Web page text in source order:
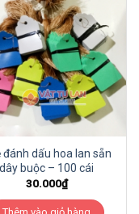
đánh dấu hoa lan sẵn
dây buộc – 100 cái
30.000₫